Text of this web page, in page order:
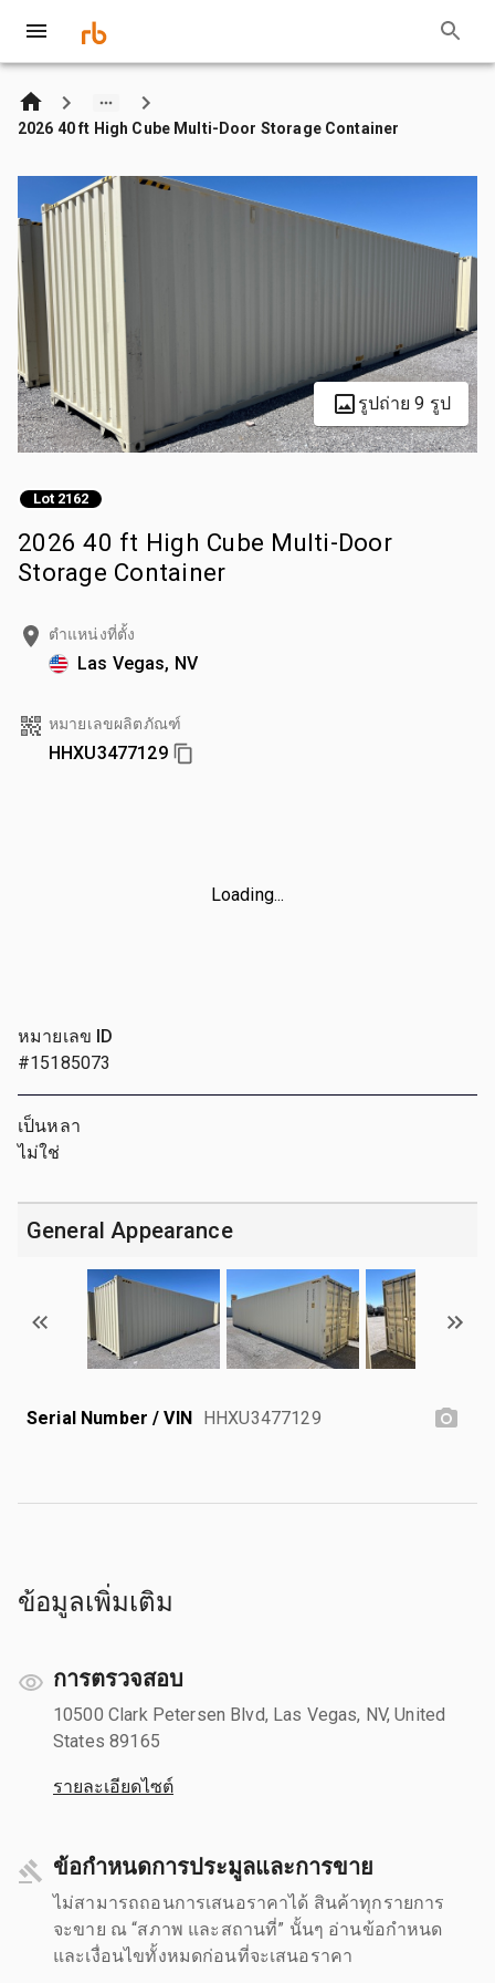
2026 40 ft High Cube Multi-Door Storage Container
รูปถ่าย 9 รูป
Lot 2162
2026 40 ft High Cube Multi-Door
Storage Container
ตำแหน่งที่ตั้ง
Las Vegas, NV
หมายเลขผลิตภัณฑ์
HHXU3477129
Loading...
หมายเลข ID
#15185073
เป็นหลา
ไม่ใช่
General Appearance
Serial Number / VIN HHXU3477129
ข้อมูลเพิ่มเติม
การตรวจสอบ
10500 Clark Petersen Blvd, Las Vegas, NV, United
States 89165
รายละเอียดไซต์
ข้อกำหนดการประมูลและการขาย
ไม่สามารถถอนการเสนอราคาได้ สินค้าทุกรายการ
จะขาย ณ “สภาพ และสถานที่” นั้นๆ อ่านข้อกำหนด
และเงื่อนไขทั้งหมดก่อนที่จะเสนอราคา